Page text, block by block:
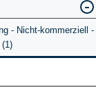
- Nicht-kommerziell -
(1)